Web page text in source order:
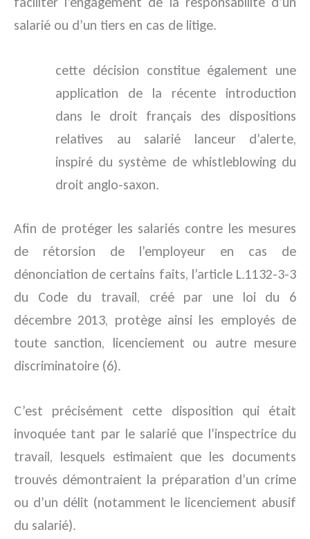
salarié ou d’un tiers en cas de litige.
cette décision constitue également une
application de la récente introduction
dans le droit français des dispositions
relatives au salarié lanceur d’alerte,
inspiré du système de whistleblowing du
droit anglo-saxon.
Afin de protéger les salariés contre les mesures
de rétorsion de l’employeur en cas de
dénonciation de certains faits, l’article L.1132-3-3
du Code du travail, créé par une loi du 6
décembre 2013, protège ainsi les employés de
toute sanction, licenciement ou autre mesure
discriminatoire (6).
C’est précisément cette disposition qui était
invoquée tant par le salarié que l’inspectrice du
travail, lesquels estimaient que les documents
trouvés démontraient la préparation d’un crime
ou d’un délit (notamment le licenciement abusif
du salarié).